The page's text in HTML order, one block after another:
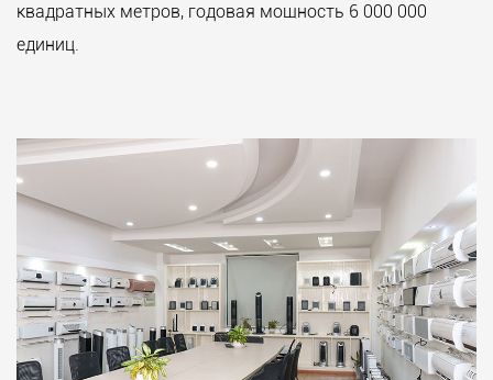
квадратных метров, годовая мощность 6 000 000
единиц.